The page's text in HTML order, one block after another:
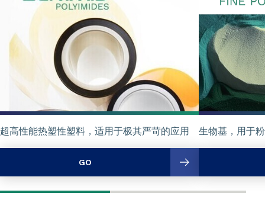
超高性能热塑性塑料，适用于极其严苛的应用
GO
生物基，用于